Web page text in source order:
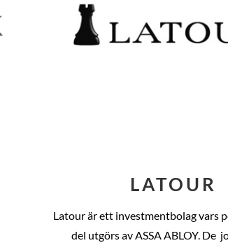
LATOUR
Latour är ett investmentbolag vars
del utgörs av ASSA ABLOY. De